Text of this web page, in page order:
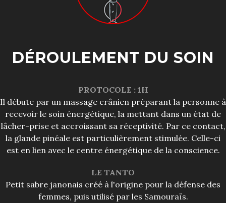
DÉROULEMENT DU SOIN
PROTOCOLE : 1H
Il débute par un massage crânien préparant la personne à
recevoir le soin énergétique, la mettant dans un état de
lâcher-prise et accroissant sa réceptivité. Par ce contact,
la glande pinéale est particulièrement stimulée. Celle-ci
est en lien avec le centre énergétique de la conscience.
LE TANTO
Petit sabre janonais créé à l'origine pour la défense des
femmes, puis utilisé par les Samouraïs.